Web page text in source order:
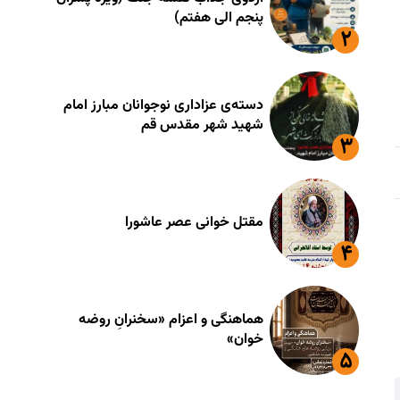
پنجم الی هفتم)
دسته‌ی عزاداری نوجوانان مبارز امام
شهید شهر مقدس قم
مقتل خوانی عصر عاشورا
هماهنگی و اعزام «سخنرانِ روضه
خوان»